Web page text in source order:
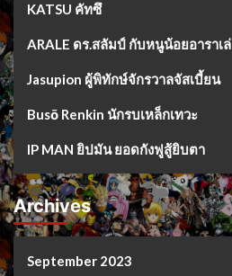
KATSU คัทซึ
ARALE ดร.สลัมป์ กับหนูน้อยอาราเล่
Jasupion ผู้พิทักษ์จักรวาลจัสเบี้ยน
Busō Renkin นักรบเหล็กเทวะ
IP MAN ยิปมัน ยอดกังฟูสู้ยิบตา
Archives
September 2023